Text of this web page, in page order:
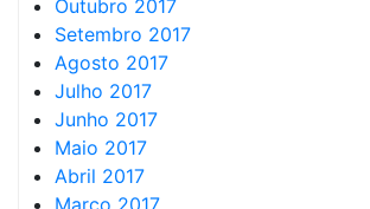
Outubro 2017
Setembro 2017
Agosto 2017
Julho 2017
Junho 2017
Maio 2017
Abril 2017
Março 2017